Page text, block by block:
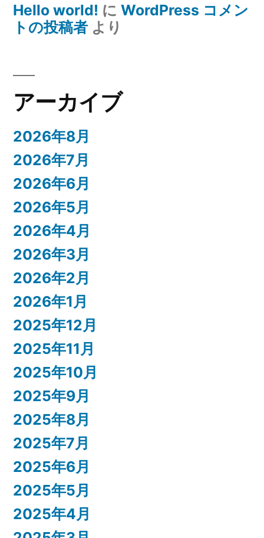
Hello world! に WordPress コメン
トの投稿者 より
アーカイブ
2026年8月
2026年7月
2026年6月
2026年5月
2026年4月
2026年3月
2026年2月
2026年1月
2025年12月
2025年11月
2025年10月
2025年9月
2025年8月
2025年7月
2025年6月
2025年5月
2025年4月